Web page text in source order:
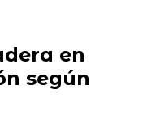
en
según